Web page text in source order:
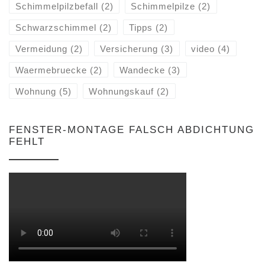
Schimmelpilzbefall (2) Schimmelpilze (2)
Schwarzschimmel (2) Tipps (2)
Vermeidung (2) Versicherung (3) video (4)
Waermebruecke (2) Wandecke (3)
Wohnung (5) Wohnungskauf (2)
FENSTER-MONTAGE FALSCH ABDICHTUNG
FEHLT